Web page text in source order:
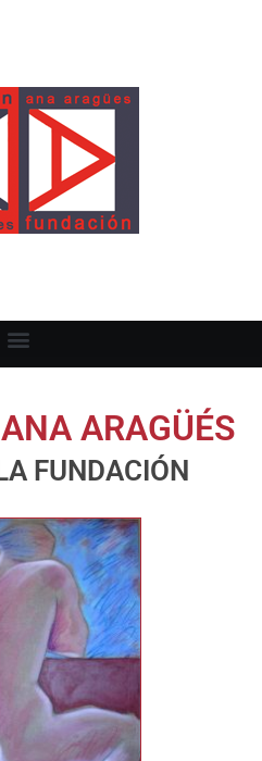
ARAGÜÉS
FUNDACIÓN